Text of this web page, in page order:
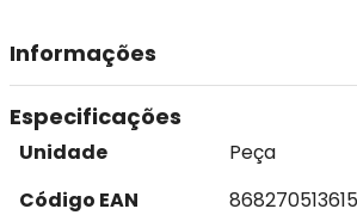
Informações
Especificações
Unidade
Peça
Código EAN